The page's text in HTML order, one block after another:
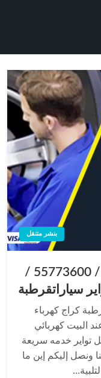
بنشر متنقل
بنشر قرطبة خدمة طريق / 55773600‬ /
سياراتقرطبة
كراج كهرباء
البيت كهربائي
تواير خدمه سريعة
ونصل إليكم إين ما